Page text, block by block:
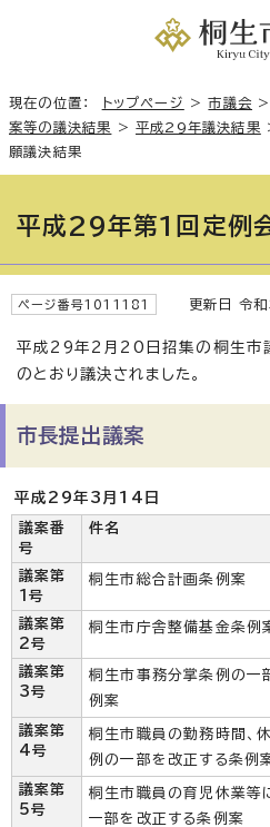
現在の位置： トップページ >市議会 >
案等の議決結果
>平成29年議決結果
願議決結果
平成29年第1回定例
ページ番号1011181 更新日 令和
平成29年2月20日招集の桐生市
のとおり議決されました。
市長提出議案
平成29年3月14日
議案番
号
件名
議案第
1号
桐生市総合計画条例案
議案第
2号
桐生市庁舎整備基金条例
議案第
3号
桐生市事務分掌条例の一
例案
議案第
4号
桐生市職員の勤務時間、
例の一部を改正する条例
議案第
5号
桐生市職員の育児休業等
一部を改正する条例案